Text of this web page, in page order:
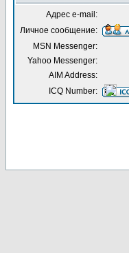
Адрес e-mail:
Личное сообщение:
MSN Messenger:
Yahoo Messenger:
AIM Address:
ICQ Number: